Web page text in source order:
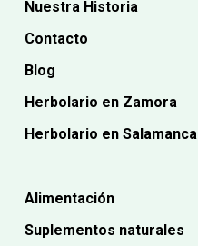
Nuestra Historia
Contacto
Blog
Herbolario en Zamora
Herbolario en Salamanca
Alimentación
Suplementos naturales